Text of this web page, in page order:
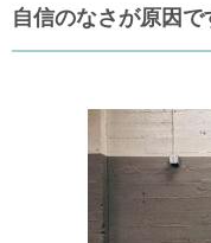
自信のなさが原因で